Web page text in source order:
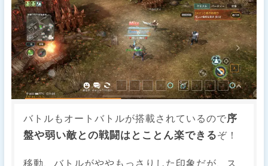
バトルもオートバトルが搭載されているので序
盤や弱い敵との戦闘はとことん楽できるぞ！
移動、バトルがややもっさりした印象だが、ス